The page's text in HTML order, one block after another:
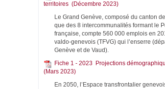
territoires (Décembre 2023)
Le Grand Genève, composé du canton
que des 8 intercommunalités formant le
française, compte 560 000 emplois en
valdo-genevois (TFVG) qui l’enserre
Genève et de Vaud).
Fiche 1 - 2023 Projections
(Mars 2023)
En 2050, l’Espace transfrontalier